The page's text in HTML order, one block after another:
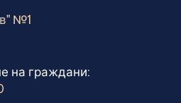
№1
на граждани: